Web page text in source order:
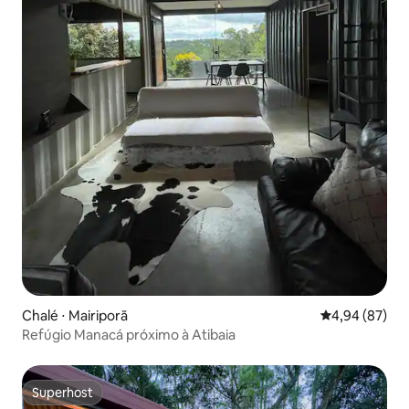
Chalé ⋅ Mairiporã 4,94 de uma
4,94 (87)
Refúgio Manacá próximo à Atibaia
Superhost
Superhost